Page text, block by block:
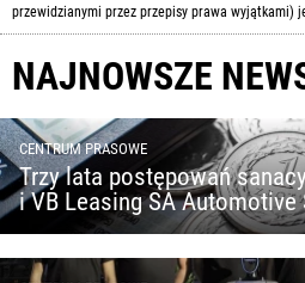
przewidzianymi przez przepisy prawa wyjątkami)
NAJNOWSZE
CENTRUM PRASOWE
Trzy lata postępowań
i VB Leasing SA Automotive